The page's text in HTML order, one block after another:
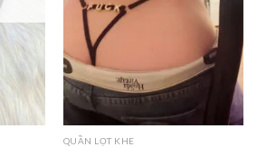
QUẦN LỌT KHE